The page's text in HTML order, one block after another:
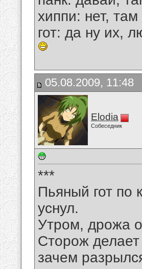
хиппи: нет,
гот: да ну их,
05.08.2009, 11:48
Elodia
Собеседник
***
Пьяный гот по
уснул.
Утром, дрожа
Сторож делает
зачем